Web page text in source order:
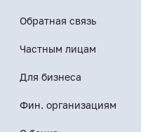
Обратная связь
Частным лицам
Для бизнеса
Фин. организациям